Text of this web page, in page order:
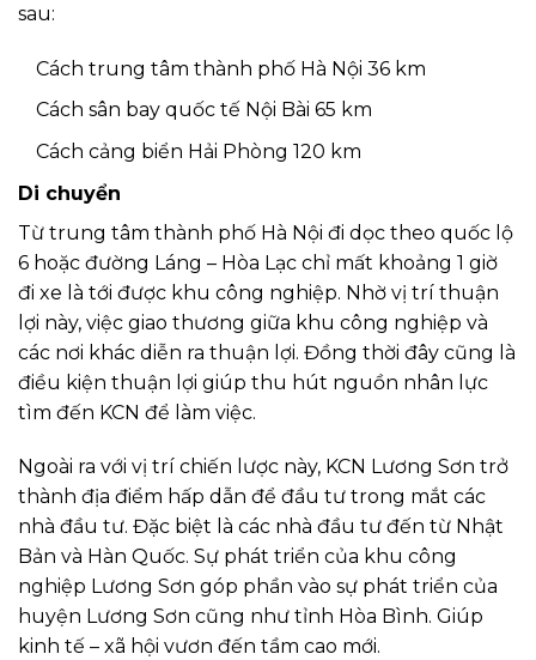
sau:
Cách trung tâm thành phố Hà Nội 36 km
Cách sân bay quốc tế Nội Bài 65 km
Cách cảng biển Hải Phòng 120 km
Di chuyển
Từ trung tâm thành phố Hà Nội đi dọc theo quốc lộ
6 hoặc đường Láng – Hòa Lạc chỉ mất khoảng 1 giờ
đi xe là tới được khu công nghiệp. Nhờ vị trí thuận
lợi này, việc giao thương giữa khu công nghiệp và
các nơi khác diễn ra thuận lợi. Đồng thời đây cũng là
điều kiện thuận lợi giúp thu hút nguồn nhân lực
tìm đến KCN để làm việc.
Ngoài ra với vị trí chiến lược này, KCN Lương Sơn trở
thành địa điểm hấp dẫn để đầu tư trong mắt các
nhà đầu tư. Đặc biệt là các nhà đầu tư đến từ Nhật
Bản và Hàn Quốc. Sự phát triển của khu công
nghiệp Lương Sơn góp phần vào sự phát triển của
huyện Lương Sơn cũng như tỉnh Hòa Bình. Giúp
kinh tế – xã hội vươn đến tầm cao mới.